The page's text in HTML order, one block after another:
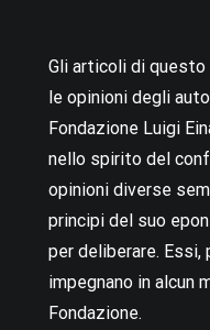
Gli articoli di
le opinioni degli
Fondazione Luigi
nello spirito del
opinioni diverse
principi del suo
per deliberare. Essi,
impegnano in alcun
Fondazione.